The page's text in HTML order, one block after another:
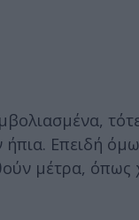
Επειδή
μέτρα,